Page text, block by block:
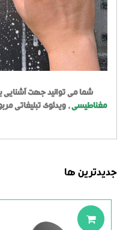
شما می توانید جهت آشنایی
مغناطیسی، ویدئوی تبلیغاتی
جدیدترین ها